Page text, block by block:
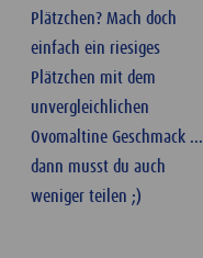
Plätzchen? Mach doch
einfach ein riesiges
Plätzchen mit dem
unvergleichlichen
Ovomaltine Geschmack ...
dann musst du auch
weniger teilen ;)